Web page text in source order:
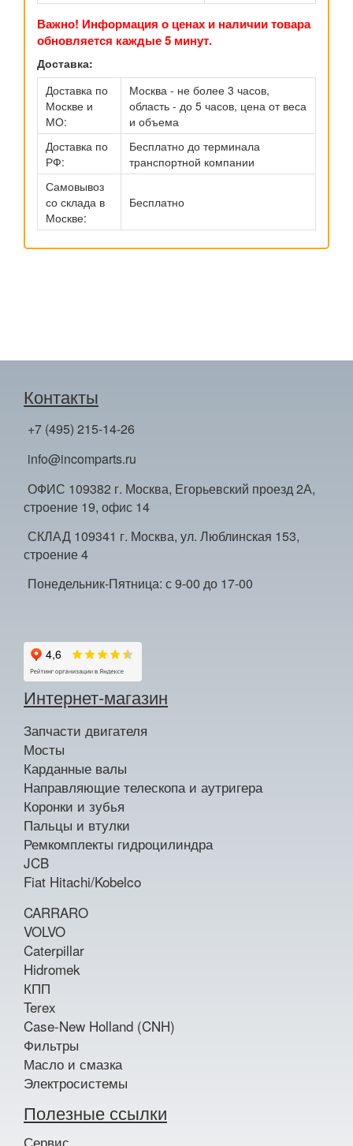
Важно! Информация о ценах и наличии товара
обновляется каждые 5 минут.
Доставка:
Доставка по
Москве и
МО:
Москва - не более 3 часов,
область - до 5 часов, цена от веса
и объема
Доставка по
РФ:
Бесплатно до терминала
транспортной компании
Самовывоз
со склада в
Москве:
Бесплатно
Контакты
+7 (495) 215-14-26
info@incomparts.ru
ОФИС 109382 г. Москва, Егорьевский проезд 2А,
строение 19, офис 14
СКЛАД 109341 г. Москва, ул. Люблинская 153,
строение 4
Понедельник-Пятница: с 9-00 до 17-00
Интернет-магазин
Запчасти двигателя
Мосты
Карданные валы
Направляющие телескопа и аутригера
Коронки и зубья
Пальцы и втулки
Ремкомплекты гидроцилиндра
JCB
Fiat Hitachi/Kobelco
CARRARO
VOLVO
Caterpillar
Hidromek
КПП
Terex
Case-New Holland (CNH)
Фильтры
Масло и смазка
Электросистемы
Полезные ссылки
Сервис